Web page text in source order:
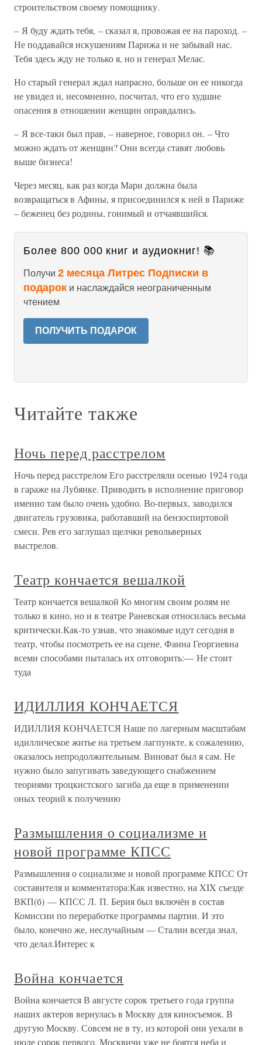
строительством своему помощнику.
– Я буду ждать тебя, – сказал я, провожая ее на пароход. –
Не поддавайся искушениям Парижа и не забывай нас.
Тебя здесь жду не только я, но и генерал Мелас.
Но старый генерал ждал напрасно, больше он ее никогда
не увидел и, несомненно, посчитал, что его худшие
опасения в отношении женщин оправдались.
– Я все-таки был прав, – наверное, говорил он. – Что
можно ждать от женщин? Они всегда ставят любовь
выше бизнеса!
Через месяц, как раз когда Мари должна была
возвращаться в Афины, я присоединился к ней в Париже
– беженец без родины, гонимый и отчаявшийся.
Более 800 000 книг и аудиокниг! 📚
Получи 2 месяца Литрес Подписки в
подарок и наслаждайся неограниченным
чтением
ПОЛУЧИТЬ ПОДАРОК
Читайте также
Ночь перед расстрелом
Ночь перед расстрелом Его расстреляли осенью 1924 года
в гараже на Лубянке. Приводить в исполнение приговор
именно там было очень удобно. Во-первых, заводился
двигатель грузовика, работавший на бензоспиртовой
смеси. Рев его заглушал щелчки револьверных
выстрелов.
Театр кончается вешалкой
Театр кончается вешалкой Ко многим своим ролям не
только в кино, но и в театре Раневская относилась весьма
критически.Как-то узнав, что знакомые идут сегодня в
театр, чтобы посмотреть ее на сцене, Фаина Георгиевна
всеми способами пыталась их отговорить:— Не стоит
туда
ИДИЛЛИЯ КОНЧАЕТСЯ
ИДИЛЛИЯ КОНЧАЕТСЯ Наше по лагерным масштабам
идиллическое житье на третьем лагпункте, к сожалению,
оказалось непродолжительным. Виноват был я сам. Не
нужно было запугивать заведующего снабжением
теориями троцкистского загиба да еще в применении
оных теорий к получению
Размышления о социализме и
новой программе КПСС
Размышления о социализме и новой программе КПСС От
составителя и комментатора:Как известно, на XIX съезде
ВКП(б) — КПСС Л. П. Берия был включён в состав
Комиссии по переработке программы партии. И это
было, конечно же, неслучайным — Сталин всегда знал,
что делал.Интерес к
Война кончается
Война кончается В августе сорок третьего года группа
наших актеров вернулась в Москву для киносъемок. В
другую Москву. Совсем не в ту, из которой они уехали в
июле сорок первого. Москвичи уже не боятся неба и